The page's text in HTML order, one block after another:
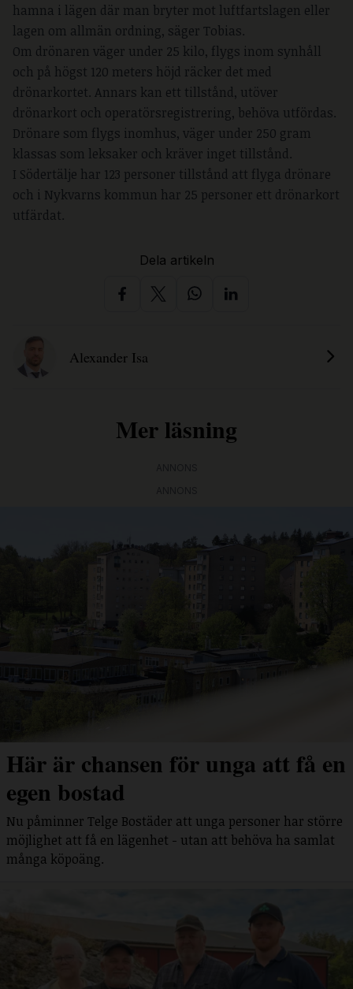
hamna i lägen där man bryter mot luftfartslagen eller
lagen om allmän ordning, säger Tobias.
Om drönaren väger under 25 kilo, flygs inom synhåll
och på högst 120 meters höjd räcker det med
drönarkortet. Annars kan ett tillstånd, utöver
drönarkort och operatörsregistrering, behöva utfördas.
Drönare som flygs inomhus, väger under 250 gram
klassas som leksaker och kräver inget tillstånd.
I Södertälje har 123 personer tillstånd att flyga drönare
och i Nykvarns kommun har 25 personer ett drönarkort
utfärdat.
Dela artikeln
Alexander Isa
Mer läsning
Här är chansen för unga att få en
egen bostad
Nu påminner Telge Bostäder att unga personer har större
möjlighet att få en lägenhet - utan att behöva ha samlat
många köpoäng.